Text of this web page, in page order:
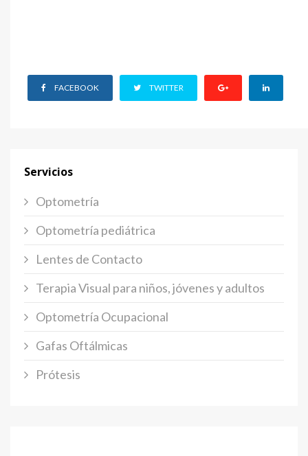
FACEBOOK TWITTER
Servicios
Optometría
Optometría pediátrica
Lentes de Contacto
Terapia Visual para niños, jóvenes y adultos
Optometría Ocupacional
Gafas Oftálmicas
Prótesis